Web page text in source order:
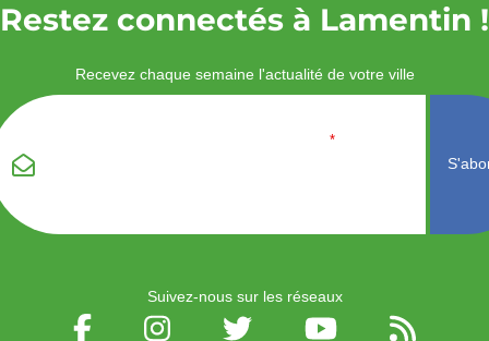
Restez connectés à Lamentin !
Recevez chaque semaine l'actualité de votre ville
*
Suivez-nous sur les réseaux